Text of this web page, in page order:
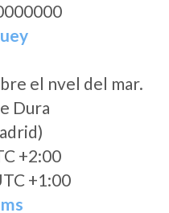
el nvel del mar.
Dura
+2:00
+1:00